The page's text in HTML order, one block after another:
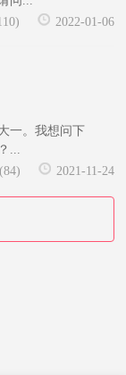
2022-01-06
一。我想问下
...
2021-11-24